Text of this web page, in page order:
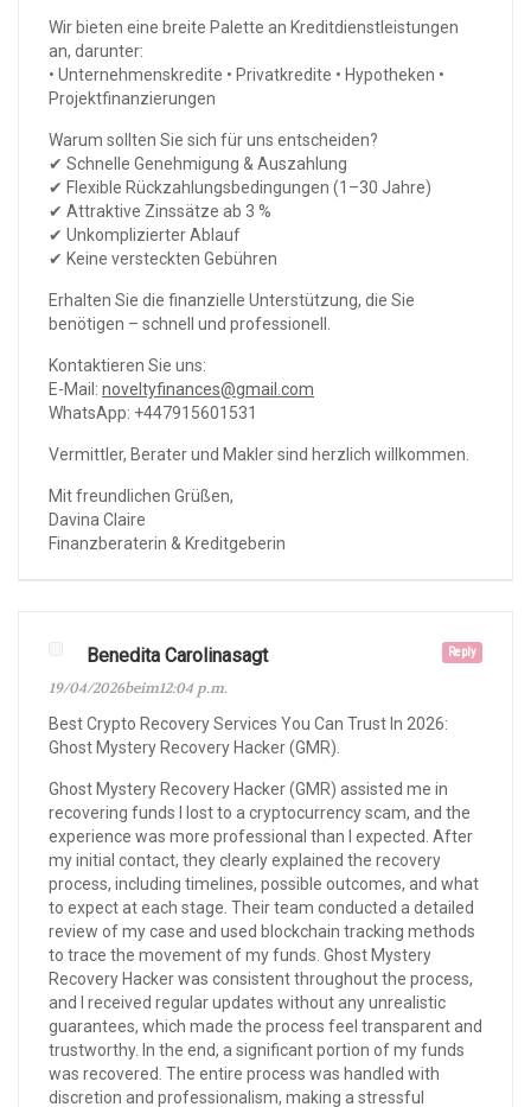
Wir bieten eine breite Palette an Kreditdienstleistungen
an, darunter:
• Unternehmenskredite • Privatkredite • Hypotheken •
Projektfinanzierungen
Warum sollten Sie sich für uns entscheiden?
✔ Schnelle Genehmigung & Auszahlung
✔ ​​Flexible Rückzahlungsbedingungen (1–30 Jahre)
✔ Attraktive Zinssätze ab 3 %
✔ Unkomplizierter Ablauf
✔ Keine versteckten Gebühren
Erhalten Sie die finanzielle Unterstützung, die Sie
benötigen – schnell und professionell.
Kontaktieren Sie uns:
E-Mail: noveltyfinances@gmail.com
WhatsApp: +447915601531
Vermittler, Berater und Makler sind herzlich willkommen.
Mit freundlichen Grüßen,
Davina Claire
Finanzberaterin & Kreditgeberin
Reply
Benedita Carolinasagt
19/04/2026beim12:04 p.m.
Best Crypto Recovery Services You Can Trust In 2026:
Ghost Mystery Recovery Hacker (GMR).
Ghost Mystery Recovery Hacker (GMR) assisted me in
recovering funds I lost to a cryptocurrency scam, and the
experience was more professional than I expected. After
my initial contact, they clearly explained the recovery
process, including timelines, possible outcomes, and what
to expect at each stage. Their team conducted a detailed
review of my case and used blockchain tracking methods
to trace the movement of my funds. Ghost Mystery
Recovery Hacker was consistent throughout the process,
and I received regular updates without any unrealistic
guarantees, which made the process feel transparent and
trustworthy. In the end, a significant portion of my funds
was recovered. The entire process was handled with
discretion and professionalism, making a stressful